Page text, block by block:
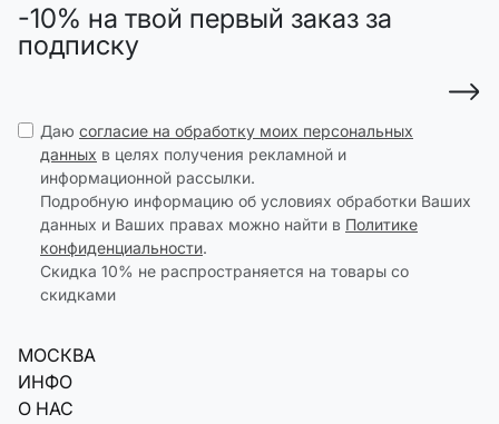
-10% на твой первый заказ за
подписку
Даю согласие на обработку моих персональных
данных в целях получения рекламной и
информационной рассылки.
Подробную информацию об условиях обработки Ваших
данных и Ваших правах можно найти в Политике
конфиденциальности.
Скидка 10% не распространяется на товары со
скидками
МОСКВА
ИНФО
О НАС